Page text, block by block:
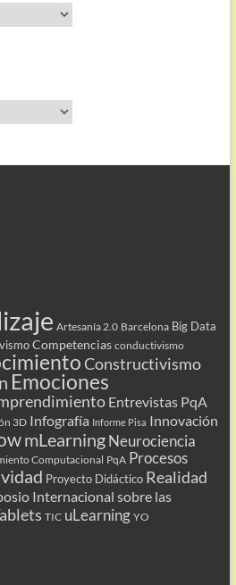
Artesanía 2.0 Barcelona Big Data
Competencias conductivismo
Constructivismo
Emociones
Entrevistas PqA
3D Infografía Informe Pisa Innovación
mLearning Neurociencia
Computacional PqA Procesos
Proyecto Didáctico Realidad
Internacional sobre las
TIC uLearning YO